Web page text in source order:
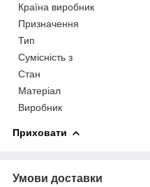
Країна виробник
Призначення
Тип
Сумісність з
Стан
Матеріал
Виробник
Приховати
Умови доставки